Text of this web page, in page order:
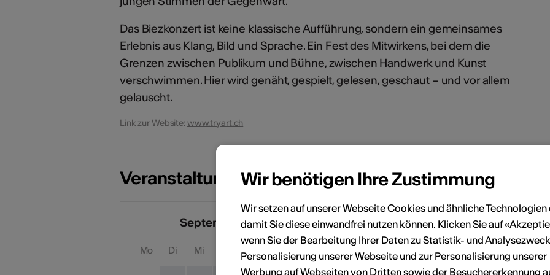
Das Biezkonzert ist keine klassische Aufführung, sondern ein gemeinsames
Erlebnis aus Klang, Bild und Sprache. Ein Fest des Mitwirkens, bei dem die
Grenzen zwischen Publikum und Bühne, zwischen Handwerk und Kunst
verschwimmen. Hier wird genäht, gespielt, gelesen, geschaut – und vor allem
gelauscht.
Link zur Website: www.tryart.ch
Veranstaltungsdaten
September 2026
Mo Di Mi Sa
Oktober 2026
Mo Di Sa
Wir benötigen Ihre Zustimmung
Wir setzen auf unserer Webseite Cookies und ähnliche Technologien
damit Sie diese einwandfrei nutzen können. Klicken Sie auf
wenn Sie der Bearbeitung Ihrer Daten zu Statistik- und
Personalisierung unserer Webseite und zur Personalisierung unserer
Werbung auf Webseiten von Dritten sowie der Besuchererkennung